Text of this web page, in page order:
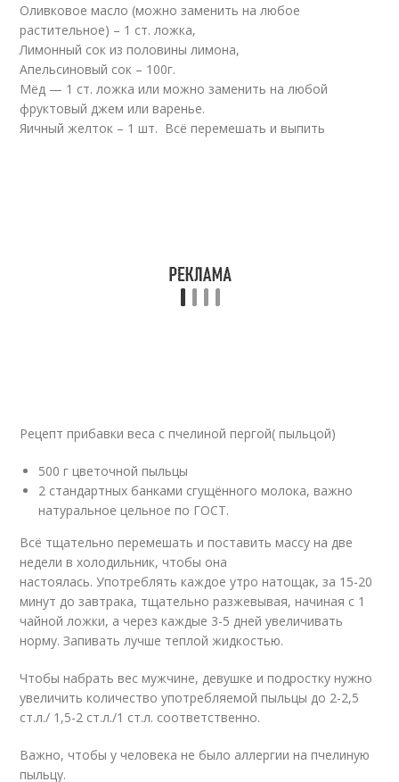
Оливковое масло (можно заменить на любое
растительное) – 1 ст. ложка,
Лимонный сок из половины лимона,
Апельсиновый сок – 100г.
Мёд — 1 ст. ложка или можно заменить на любой
фруктовый джем или варенье.
Яичный желток – 1 шт. Всё перемешать и выпить
Рецепт прибавки веса с пчелиной пергой( пыльцой)
500 г цветочной пыльцы
2 стандартных банками сгущённого молока, важно
натуральное цельное по ГОСТ.
Всё тщательно перемешать и поставить массу на две
недели в холодильник, чтобы она
настоялась. Употреблять каждое утро натощак, за 15-20
минут до завтрака, тщательно разжевывая, начиная с 1
чайной ложки, а через каждые 3-5 дней увеличивать
норму. Запивать лучше теплой жидкостью.
Чтобы набрать вес мужчине, девушке и подростку нужно
увеличить количество употребляемой пыльцы до 2-2,5
ст.л./ 1,5-2 ст.л./1 ст.л. соответственно.
Важно, чтобы у человека не было аллергии на пчелиную
пыльцу.